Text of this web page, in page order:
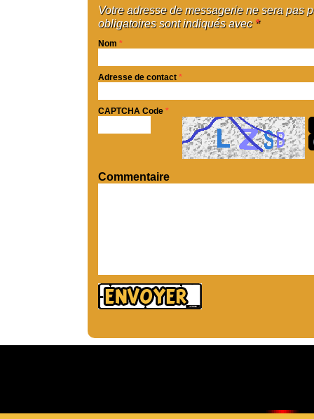
Votre adresse de messagerie ne sera pas
obligatoires sont indiqués avec *
Nom *
Adresse de contact *
CAPTCHA Code *
Commentaire